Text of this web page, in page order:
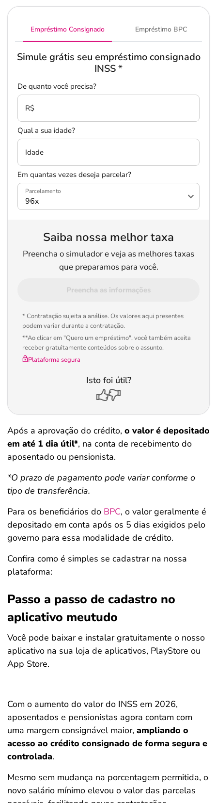
Empréstimo Consignado Empréstimo BPC
Simule grátis seu empréstimo consignado
INSS*
De quanto você precisa?
R$
Qual a sua idade?
Idade
Em quantas vezes deseja parcelar?
Parcelamento
Saiba nossa melhor taxa
Preencha o simulador e veja as melhores taxas
que preparamos para você.
Preencha as informações
* Contratação sujeita a análise. Os valores aqui presentes
podem variar durante a contratação.
**Ao clicar em "Quero um empréstimo", você também aceita
receber gratuitamente conteúdos sobre o assunto.
Plataforma segura
Isto foi útil?
Após a aprovação do crédito, o valor é depositado
em até 1 dia útil*, na conta de recebimento do
aposentado ou pensionista.
*O prazo de pagamento pode variar conforme o
tipo de transferência.
Para os beneficiários do BPC, o valor geralmente é
depositado em conta após os 5 dias exigidos pelo
governo para essa modalidade de crédito.
Confira como é simples se cadastrar na nossa
plataforma:
Passo a passo de cadastro no
aplicativo meutudo
Você pode baixar e instalar gratuitamente o nosso
aplicativo na sua loja de aplicativos, PlayStore ou
App Store.
Com o aumento do valor do INSS em 2026,
aposentados e pensionistas agora contam com
uma margem consignável maior, ampliando o
acesso ao crédito consignado de forma segura e
controlada.
Mesmo sem mudança na porcentagem permitida, o
novo salário mínimo elevou o valor das parcelas